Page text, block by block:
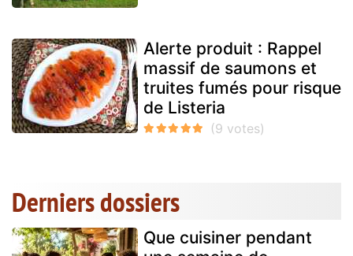
Alerte produit : Rappel
massif de saumons et
truites fumés pour risque
de Listeria
Derniers dossiers
Que cuisiner pendant